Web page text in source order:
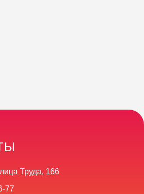
77
Труда, 166